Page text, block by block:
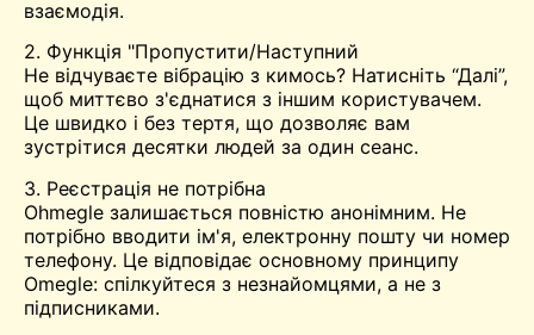
взаємодія.
2. Функція "Пропустити/Наступний
Не відчуваєте вібрацію з кимось? Натисніть “Далі”,
щоб миттєво з'єднатися з іншим користувачем.
Це швидко і без тертя, що дозволяє вам
зустрітися десятки людей за один сеанс.
3. Реєстрація не потрібна
Ohmegle залишається повністю анонімним. Не
потрібно вводити ім'я, електронну пошту чи номер
телефону. Це відповідає основному принципу
Omegle: спілкуйтеся з незнайомцями, а не з
підписниками.